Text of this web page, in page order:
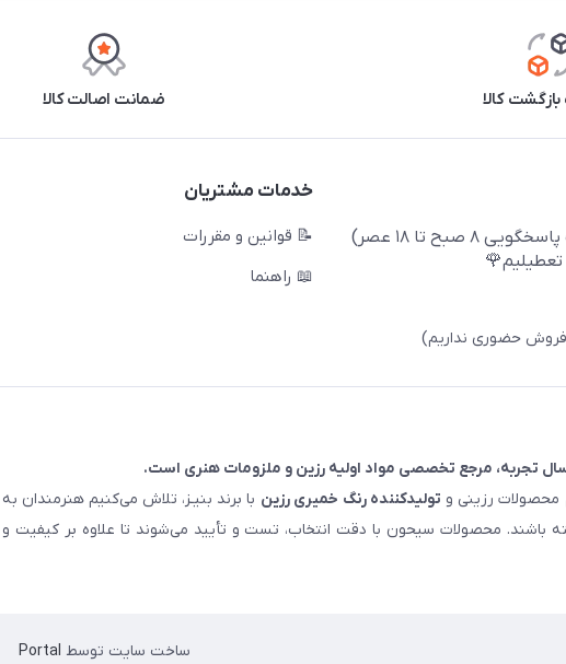
کالا ضمانت اصالت کالا
09133754672 (ساعات پاسخگویی ۸ صبح تا ۱۸ عصر)
حضوری نداریم)
خدمات مشتریان
📝 قوانین و مقررات
📖 راهنما
محصولات رزینی و تولیدکننده رنگ خمیری رزین با برند بنیـز، تلاش می‌کنیم
باشند. محصولات سیحون با دقت انتخاب، تست و تأیید می‌شوند تا علاوه بر کیفیت
ساخت سایت توسط Portal